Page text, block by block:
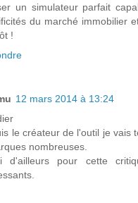
un simulateur parfait
du marché immobilier
!
12 mars 2014 à 13:24
le créateur de l'outil je vais
nombreuses.
d'ailleurs pour cette